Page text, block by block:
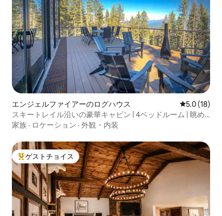
エンジェルファイアーのログハウス レビュー18
5.0 (18)
スキートレイル沿いの豪華キャビン | 4ベッドルーム | 眺め
の良い露天風呂・ジャグジー
家族 · ロケーション · 外観・内装
大好評のゲストチョイスです。
ゲストチョイス